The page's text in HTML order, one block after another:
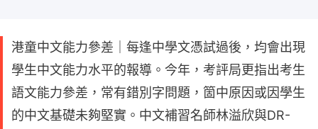
港童中文能力參差｜每逢中學文憑試過後，均會出現
學生中文能力水平的報導。今年，考評局更指出考生
語文能力參差，常有錯別字問題，箇中原因或因學生
的中文基礎未夠堅實。中文補習名師林溢欣與DR-